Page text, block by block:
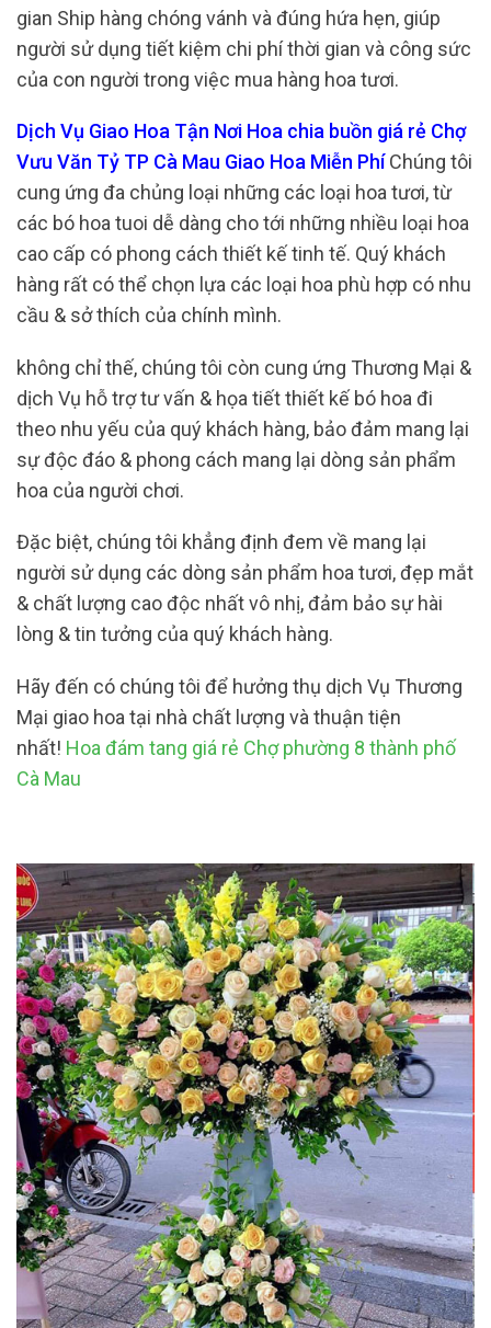
gian Ship hàng chóng vánh và đúng hứa hẹn, giúp
người sử dụng tiết kiệm chi phí thời gian và công sức
của con người trong việc mua hàng hoa tươi.
Dịch Vụ Giao Hoa Tận Nơi Hoa chia buồn giá rẻ Chợ
Vưu Văn Tỷ TP Cà Mau Giao Hoa Miễn PhíChúng tôi
cung ứng đa chủng loại những các loại hoa tươi, từ
các bó hoa tuoi dễ dàng cho tới những nhiều loại hoa
cao cấp có phong cách thiết kế tinh tế. Quý khách
hàng rất có thể chọn lựa các loại hoa phù hợp có nhu
cầu & sở thích của chính mình.
không chỉ thế, chúng tôi còn cung ứng Thương Mại &
dịch Vụ hỗ trợ tư vấn & họa tiết thiết kế bó hoa đi
theo nhu yếu của quý khách hàng, bảo đảm mang lại
sự độc đáo & phong cách mang lại dòng sản phẩm
hoa của người chơi.
Đặc biệt, chúng tôi khẳng định đem về mang lại
người sử dụng các dòng sản phẩm hoa tươi, đẹp mắt
& chất lượng cao độc nhất vô nhị, đảm bảo sự hài
lòng & tin tưởng của quý khách hàng.
Hãy đến có chúng tôi để hưởng thụ dịch Vụ Thương
Mại giao hoa tại nhà chất lượng và thuận tiện
nhất! Hoa đám tang giá rẻ Chợ phường 8 thành phố
Cà Mau